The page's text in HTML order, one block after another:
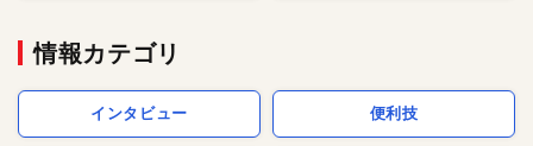
情報カテゴリ
インタビュー 便利技